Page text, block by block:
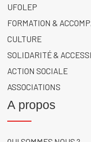
UFOLEP
FORMATION &
CULTURE
SOLIDARITÉ &
ACTION SOCIALE
ASSOCIATIONS
A propos